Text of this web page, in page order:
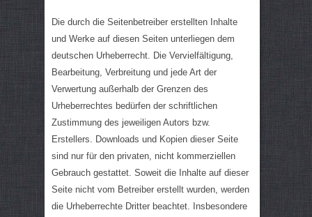
Die durch die Seitenbetreiber erstellten Inhalte
und Werke auf diesen Seiten unterliegen dem
deutschen Urheberrecht. Die Vervielfältigung,
Bearbeitung, Verbreitung und jede Art der
Verwertung außerhalb der Grenzen des
Urheberrechtes bedürfen der schriftlichen
Zustimmung des jeweiligen Autors bzw.
Erstellers. Downloads und Kopien dieser Seite
sind nur für den privaten, nicht kommerziellen
Gebrauch gestattet. Soweit die Inhalte auf dieser
Seite nicht vom Betreiber erstellt wurden, werden
die Urheberrechte Dritter beachtet. Insbesondere